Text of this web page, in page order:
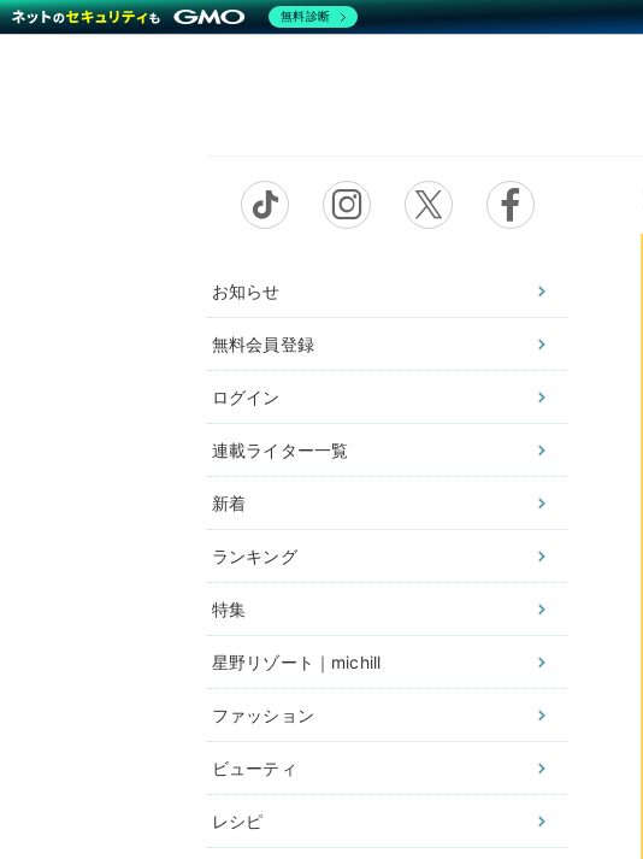
お知らせ
無料会員登録
ログイン
連載ライター一覧
新着
ランキング
特集
星野リゾート｜michill
ファッション
ビューティ
レシピ
無料診断